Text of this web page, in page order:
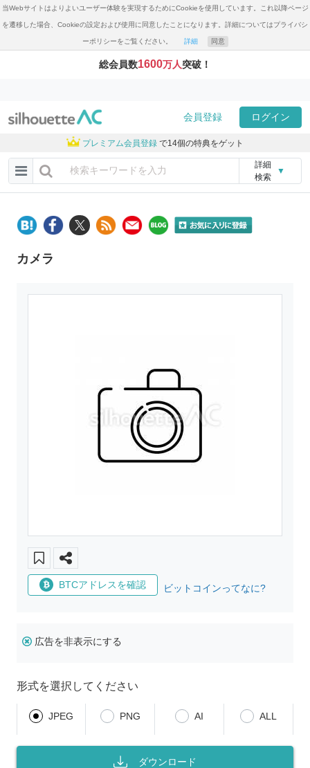
当Webサイトはよりよいユーザー体験を実現するためにCookieを使用しています。これ以降ページ
を遷移した場合、Cookieの設定および使用に同意したことになります。詳細についてはプライバシ
ーポリシーをご覧ください。 詳細 同意
総会員数1600万人突破！
会員登録 ログイン
プレミアム会員登録 で14個の特典をゲット
詳細
検索
▼
カメラ
BTCアドレスを確認 ビットコインってなに?
広告を非表示にする
形式を選択してください
JPEG PNG AI ALL
ダウンロード